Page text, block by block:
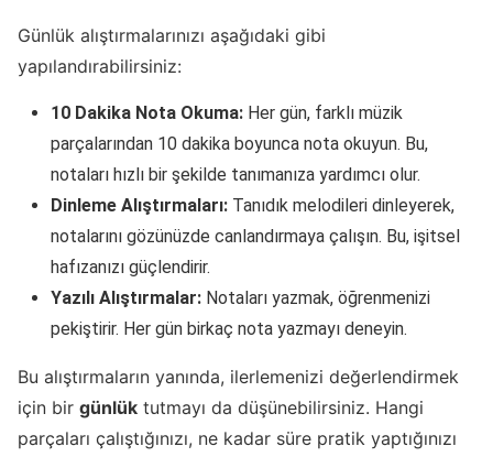
Günlük alıştırmalarınızı aşağıdaki gibi
yapılandırabilirsiniz:
10 Dakika Nota Okuma: Her gün, farklı müzik
parçalarından 10 dakika boyunca nota okuyun. Bu,
notaları hızlı bir şekilde tanımanıza yardımcı olur.
Dinleme Alıştırmaları: Tanıdık melodileri dinleyerek,
notalarını gözünüzde canlandırmaya çalışın. Bu, işitsel
hafızanızı güçlendirir.
Yazılı Alıştırmalar: Notaları yazmak, öğrenmenizi
pekiştirir. Her gün birkaç nota yazmayı deneyin.
Bu alıştırmaların yanında, ilerlemenizi değerlendirmek
için bir günlük tutmayı da düşünebilirsiniz. Hangi
parçaları çalıştığınızı, ne kadar süre pratik yaptığınızı